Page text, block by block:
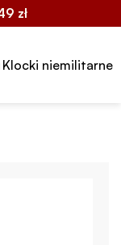
zł
Klocki niemilitarne